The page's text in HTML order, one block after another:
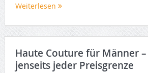
Weiterlesen
Haute Couture für Männer
jenseits jeder Preisgrenze